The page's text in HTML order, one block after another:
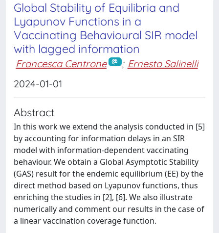
Global Stability of Equilibria and
Lyapunov Functions in a
Vaccinating Behavioural SIR model
with lagged information
Francesca Centrone ; Ernesto Salinelli
2024-01-01
Abstract
In this work we extend the analysis conducted in [5]
by accounting for information delays in an SIR
model with information-dependent vaccinating
behaviour. We obtain a Global Asymptotic Stability
(GAS) result for the endemic equilibrium (EE) by the
direct method based on Lyapunov functions, thus
enriching the studies in [2], [6]. We also illustrate
numerically and comment our results in the case of
a linear vaccination coverage function.